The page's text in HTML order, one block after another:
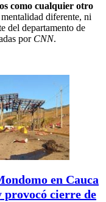
como cualquier otro
diferente, ni
del departamento de
por CNN.
en Cauca
provocó cierre de